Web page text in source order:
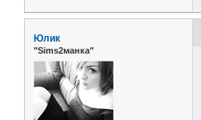
Юлик
"Sims2манка"